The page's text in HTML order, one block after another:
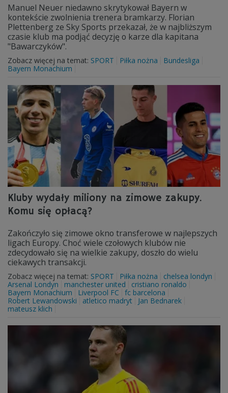
Manuel Neuer niedawno skrytykował Bayern w
kontekście zwolnienia trenera bramkarzy. Florian
Plettenberg ze Sky Sports przekazał, że w najbliższym
czasie klub ma podjąć decyzję o karze dla kapitana
"Bawarczyków".
Zobacz więcej na temat: SPORT Piłka nożna
Bundesliga
Bayern Monachium
Kluby wydały miliony na zimowe zakupy.
Komu się opłacą?
Zakończyło się zimowe okno transferowe w najlepszych
ligach Europy. Choć wiele czołowych klubów nie
zdecydowało się na wielkie zakupy, doszło do wielu
ciekawych transakcji.
Zobacz więcej na temat: SPORT Piłka nożna
chelsea londyn
Arsenal Londyn
manchester united
cristiano ronaldo
Bayern Monachium
Liverpool FC
fc barcelona
Robert Lewandowski
atletico madryt
Jan Bednarek
mateusz klich